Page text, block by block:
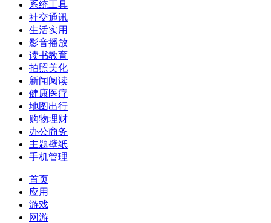
系统工具
社交通讯
生活实用
影音播放
读书教育
拍照美化
新闻阅读
健康医疗
地图出行
购物理财
办公商务
主题壁纸
手机管理
首页
应用
游戏
网游